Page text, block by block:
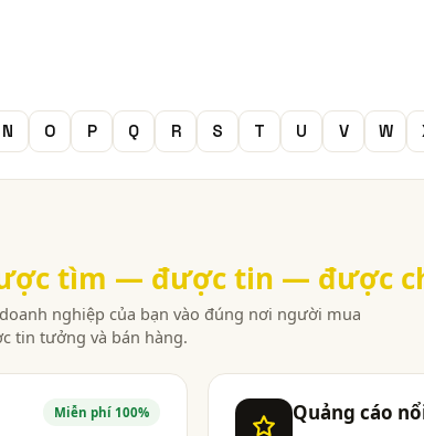
N O P Q R S T U V W
tìm — được tin — được
nghiệp của bạn vào đúng nơi người mua
tin tưởng và bán hàng.
Miễn phí 100% Quảng cáo